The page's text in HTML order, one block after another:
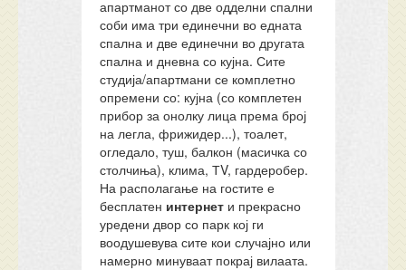
апартманот со две одделни спални
соби има три единечни во едната
спална и две единечни во другата
спална и дневна со кујна. Сите
студија/апартмани се комплетно
опремени со: кујна (со комплетен
прибор за онолку лица према број
на легла, фрижидер...), тоалет,
огледало, туш, балкон (масичка со
столчиња), клима, ТV, гардеробер.
На располагање на гостите е
бесплатен интернет и прекрасно
уредени двор со парк кој ги
воодушевува сите кои случајно или
намерно минуваат покрај вилаата.